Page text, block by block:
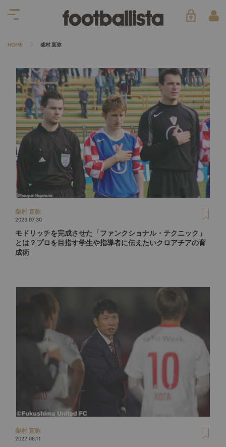
HOME 柴村 直弥
柴村 直弥
2023.07.30
モドリッチを完成させた「ファンクショナル・テクニック」
とは？プロを目指す学生や指導者に伝えたいクロアチアの育
成術
柴村 直弥
2022.08.11